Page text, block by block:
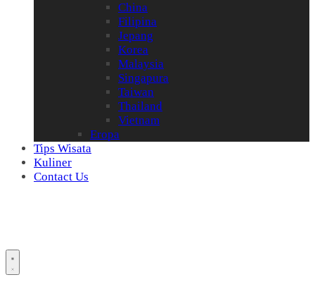
China
Filipina
Jepang
Korea
Malaysia
Singapura
Taiwan
Thailand
Vietnam
Eropa
Tips Wisata
Kuliner
Contact Us